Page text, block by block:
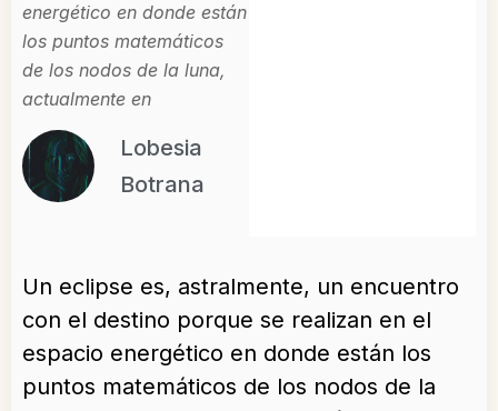
energético en donde están
los puntos matemáticos
de los nodos de la luna,
actualmente en
Lobesia
Botrana
Un eclipse es, astralmente, un encuentro
con el destino porque se realizan en el
espacio energético en donde están los
puntos matemáticos de los nodos de la